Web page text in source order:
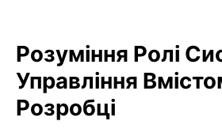
Розуміння Ролі
Управління
Розробці